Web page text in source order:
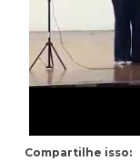
Compartilhe isso: